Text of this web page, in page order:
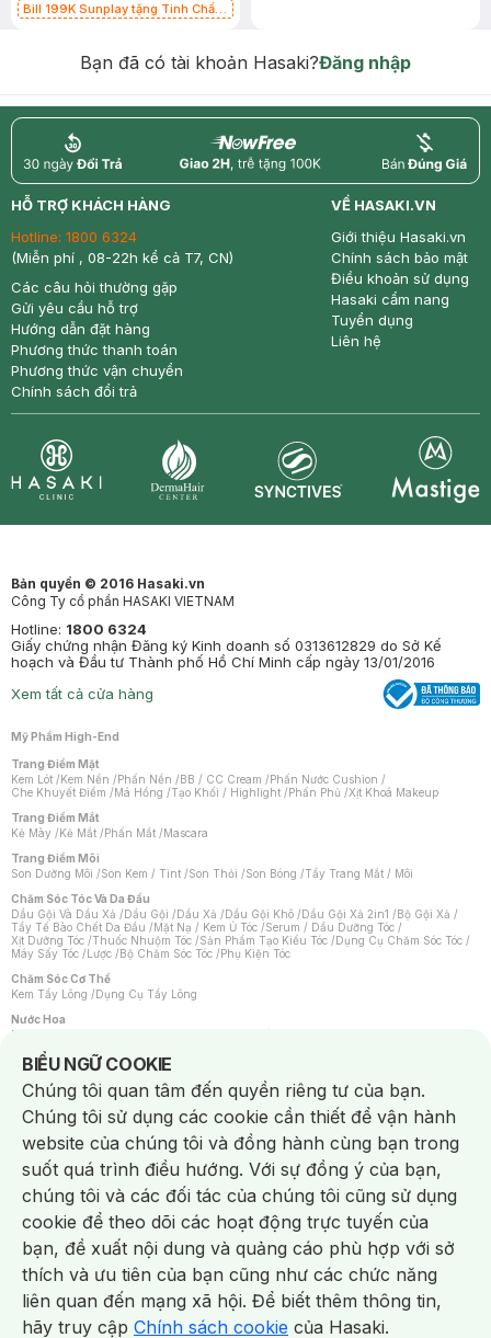
Bill 199K Sunplay tặng Tinh Chất
Bạn đã có tài khoản Hasaki?Đăng nhập
return nowfree price
HỖ TRỢ KHÁCH HÀNG
Hotline: 1800 6324
(Miễn phí , 08-22h kể cả T7, CN)
Các câu hỏi thường gặp
Gửi yêu cầu hỗ trợ
Hướng dẫn đặt hàng
Phương thức thanh toán
Phương thức vận chuyển
Chính sách đổi trả
VỀ HASAKI.VN
Giới thiệu Hasaki.vn
Chính sách bảo mật
Điều khoản sử dụng
Hasaki cẩm nang
Tuyển dụng
Liên hệ
Bản quyền © 2016 Hasaki.vn
Công Ty cổ phần HASAKI VIETNAM
Hotline: 1800 6324
Giấy chứng nhận Đăng ký Kinh doanh số 0313612829 do Sở Kế
hoạch và Đầu tư Thành phố Hồ Chí Minh cấp ngày 13/01/2016
Xem tất cả cửa hàng
Mỹ Phẩm High-End
Trang Điểm Mặt
Kem Lót /Kem Nền /Phấn Nền /BB / CC Cream /Phấn Nước Cushion /
Che Khuyết Điểm /Má Hồng /Tạo Khối / Highlight /Phấn Phủ /Xịt Khoá Makeup
Trang Điểm Mắt
Kẻ Mày /Kẻ Mắt /Phấn Mắt /Mascara
Trang Điểm Môi
Son Dưỡng Môi /Son Kem / Tint /Son Thỏi /Son Bóng /Tẩy Trang Mắt / Môi
Chăm Sóc Tóc Và Da Đầu
Dầu Gội Và Dầu Xả /Dầu Gội /Dầu Xả /Dầu Gội Khô /Dầu Gội Xả 2in1 /Bộ Gội Xả /
Tẩy Tế Bào Chết Da Đầu /Mặt Nạ / Kem Ủ Tóc /Serum / Dầu Dưỡng Tóc /
Xịt Dưỡng Tóc /Thuốc Nhuộm Tóc /Sản Phẩm Tạo Kiểu Tóc /Dụng Cụ Chăm Sóc Tóc /
Máy Sấy Tóc /Lược /Bộ Chăm Sóc Tóc /Phụ Kiện Tóc
Chăm Sóc Cơ Thể
Kem Tẩy Lông /Dụng Cụ Tẩy Lông
Nước Hoa
Nước Hoa Nữ
Chăm Sóc Cá Nhân
Chống Muỗi /Khẩu Trang /Máy Massage/Mặt Nạ Xông Hơi /Nước Rửa Tay/
Sản Phẩm Chăm Sóc Khác /Bàn Chải Đánh Răng /Bàn Chải Điện/
Hỗ Trợ Trắng Răng/Kem Đánh Răng /Máy Tăm Nước/ Nước Súc Miệng/
Tăm / Chỉ Nha Khoa/ Xịt Thơm Miệng / Dung Dịch Vệ Sinh/Dưỡng Vùng Kín/
Khăn Ướt Vệ Sinh Vùng Kín/Băng Vệ Sinh/Tampon/Bọt Cạo Râu /Dao Cạo Râu/
Máy Cạo Râu
Vấn Đề Về Da
Da Dầu / Lỗ Chân Lông To/ Da Khô / Mất Nước/ Da Lão Hóa/ Da Mụn/
Da Nhạy Cảm / Kích Ứng
Da Xỉn Màu Thâm / Nám / Tàn Nhang
Quầng Thâm & Bọng Mắt /Sẹo /Viêm Da Cơ Địa
Dụng Cụ / Phụ Kiện Chăm Sóc Da
Bông Tẩy Trang
Khăn Lau Mặt Khô Dụng Cụ / Máy Rửa Mặt Máy Chăm Sóc Da
Dụng Cụ Chăm Sóc Khác
BIỂU NGỮ COOKIE
Notice about cookies usage
Chúng tôi quan tâm đến quyền riêng tư của bạn.
Chúng tôi sử dụng các cookie cần thiết để vận hành
website của chúng tôi và đồng hành cùng bạn trong
suốt quá trình điều hướng. Với sự đồng ý của bạn,
chúng tôi và các đối tác của chúng tôi cũng sử dụng
cookie để theo dõi các hoạt động trực tuyến của
bạn, đề xuất nội dung và quảng cáo phù hợp với sở
thích và ưu tiên của bạn cũng như các chức năng
liên quan đến mạng xã hội. Để biết thêm thông tin,
hãy truy cập Chính sách cookie của Hasaki.